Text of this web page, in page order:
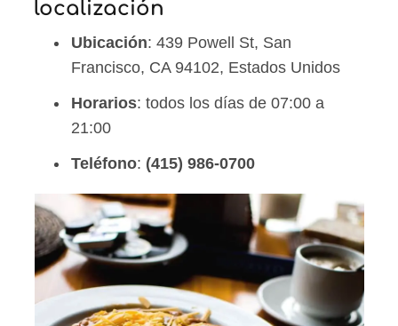
localización
Ubicación: 439 Powell St, San
Francisco, CA 94102, Estados Unidos
Horarios: todos los días de 07:00 a
21:00
Teléfono: (415) 986-0700